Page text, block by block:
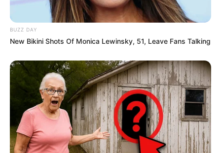
(foto: thegazette)
5. Kalau jenis Hymenoptera banyak ditemukan di
taman atau halaman rumah, jenisnya lebah, semut,
dan tawon
BUZZ DAY
New Bikini Shots Of Monica Lewinsky, 51, Leave Fans Talking